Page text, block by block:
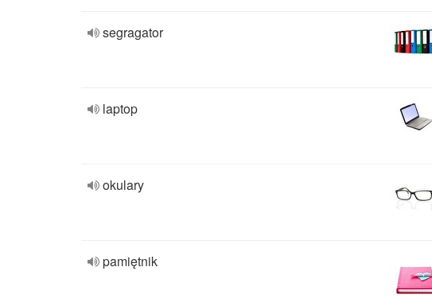
segragator
laptop
okulary
pamiętnik